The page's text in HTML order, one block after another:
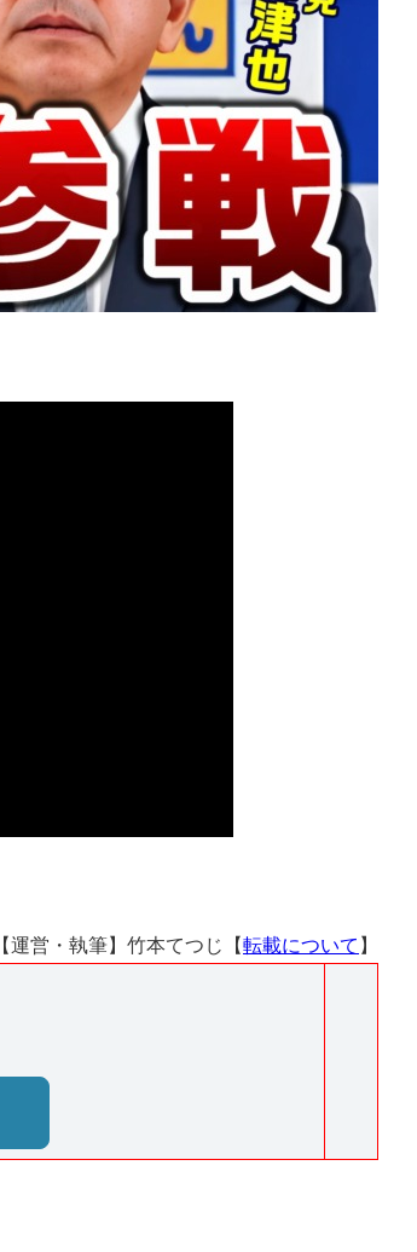
【運営・執筆】竹本てつじ【転載について 】